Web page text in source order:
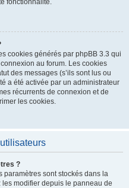
fonctionnalité.
cookies générés par phpBB 3.3 qui
au forum. Les cookies
des messages (s’ils sont lus ou
a été activée par un administrateur
récurrents de connexion et de
les cookies.
?
paramètres sont stockés dans la
modifier depuis le panneau de